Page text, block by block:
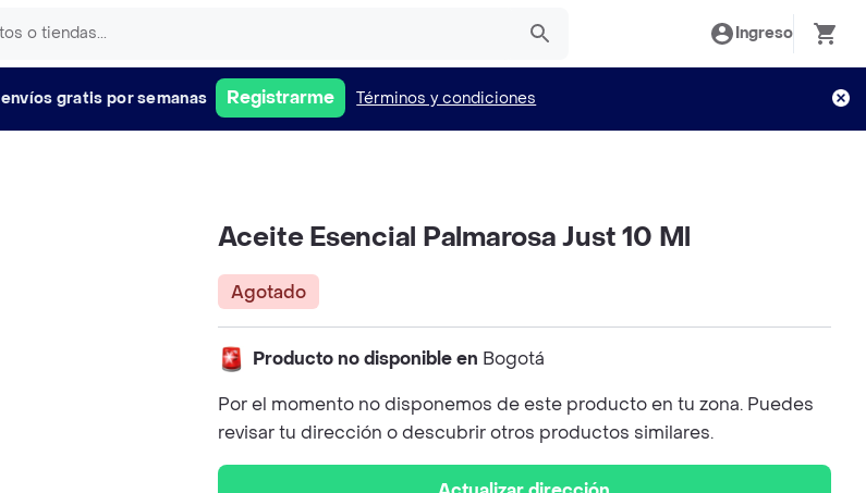
Ingreso
envíos gratis por semanas Registrarme Términos y condiciones
Aceite Esencial Palmarosa Just 10 Ml
Agotado
Producto no disponible en Bogotá
Por el momento no disponemos de este producto en tu zona. Puedes
revisar tu dirección o descubrir otros productos similares.